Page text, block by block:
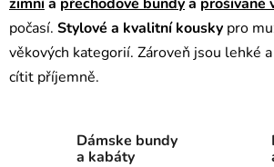
počasí. Stylové a kvalitní kousky pro
věkových kategorií. Zároveň jsou lehké
cítit příjemně.
Dámske bundy
a kabáty